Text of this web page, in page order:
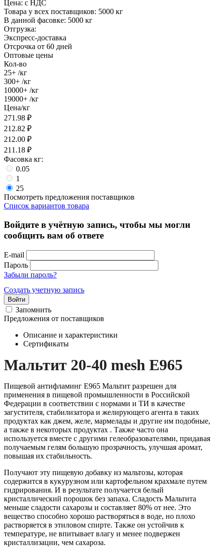
Цена: с НДС
Товара у всех поставщиков: 5000 кг
В данной фасовке: 5000 кг
Отгрузка:
Экспресс-доставка
Отсрочка от 60 дней
Оптовые цены
Кол-во
25+ /кг
300+ /кг
10000+ /кг
19000+ /кг
Цена/кг
271.98 ₽
212.82 ₽
212.00 ₽
211.18 ₽
Фасовка кг:
0.05
1
25
Посмотреть предложения поставщиков
Список вариантов товара
Войдите в учётную запись, чтобы мы могли
сообщить вам об ответе
E-mail
Пароль
Забыли пароль?
Создать учетную запись
Войти
Запомнить
Предложения от поставщиков
Описание и характеристики
Сертификаты
Мальтит 20-40 mesh E965
Пищевой антифламинг Е965 Мальтит разрешен для
применения в пищевой промышленности в Российской
Федерации в соответствии с нормами и ТИ в качестве
загустителя, стабилизатора и желирующего агента в таких
продуктах как джем, желе, мармелады и другие им подобные,
а также в некоторых продуктах . Также часто она
используется вместе с другими гелеобразователями, придавая
получаемым гелям большую прозрачность, улучшая аромат,
повышая их стабильность.
Получают эту пищевую добавку из мальтозы, которая
содержится в кукурузном или картофельном крахмале путем
гидрирования. И в результате получается белый
кристаллический порошок без запаха. Сладость Мальтита
меньше сладости сахарозы и составляет 80% от нее. Это
вещество способно хорошо растворяться в воде, но плохо
растворяется в этиловом спирте. Также он устойчив к
температуре, не впитывает влагу и менее подвержен
кристаллизации, чем сахароза.